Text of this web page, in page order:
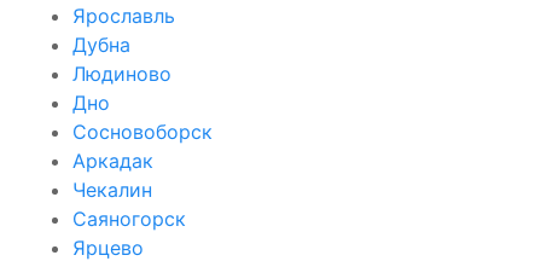
Ярославль
Дубна
Людиново
Дно
Сосновоборск
Аркадак
Чекалин
Саяногорск
Ярцево